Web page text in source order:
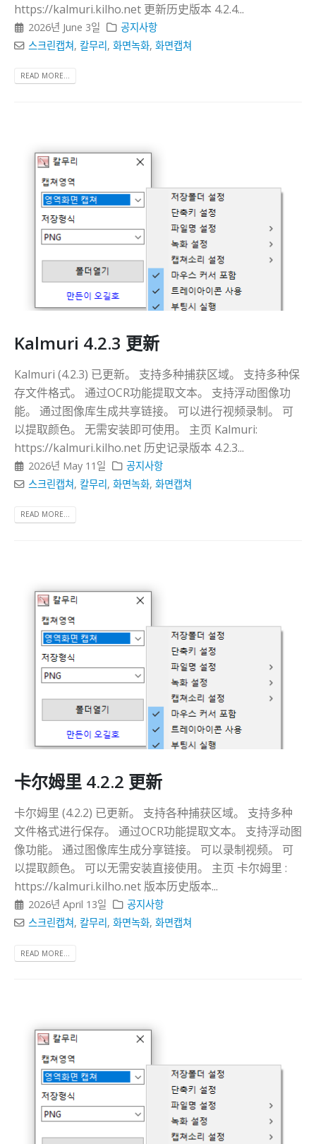
https://kalmuri.kilho.net 更新历史版本 4.2.4...
2026년 June 3일
공지사항
스크린캡쳐, 칼무리,화면녹화,화면캡쳐
READ MORE...
Kalmuri 4.2.3 更新
Kalmuri (4.2.3) 已更新。 支持多种捕获区域。 支持多种保
存文件格式。 通过OCR功能提取文本。 支持浮动图像功
能。 通过图像库生成共享链接。 可以进行视频录制。 可
以提取颜色。 无需安装即可使用。 主页 Kalmuri:
https://kalmuri.kilho.net 历史记录版本 4.2.3...
2026년 May 11일
공지사항
스크린캡쳐, 칼무리,화면녹화,화면캡쳐
READ MORE...
卡尔姆里 4.2.2 更新
卡尔姆里 (4.2.2) 已更新。 支持各种捕获区域。 支持多种
文件格式进行保存。 通过OCR功能提取文本。 支持浮动图
像功能。 通过图像库生成分享链接。 可以录制视频。 可
以提取颜色。 可以无需安装直接使用。 主页 卡尔姆里 :
https://kalmuri.kilho.net 版本历史版本...
2026년 April 13일
공지사항
스크린캡쳐, 칼무리,화면녹화,화면캡쳐
READ MORE...